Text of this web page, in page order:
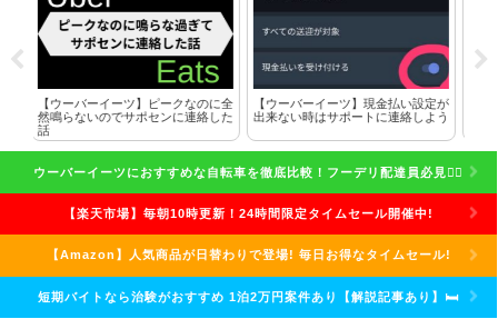
【ウーバーイーツ】現金払い設定が
出来ない時はサポートに連絡しよう
【スマホケース】完全防水なら端末
専用のものを買うのがおすすめな理
ウーバーイーツにおすすめな自転車を徹底比較！フーデリ配達員必見🚴‍♀️
【楽天市場】毎朝10時更新！24時間限定タイムセール開催中!
【Amazon】人気商品が日替わりで登場! 毎日お得なタイムセール!
短期バイトなら治験がおすすめ 1泊2万円案件あり【解説記事あり】🛏